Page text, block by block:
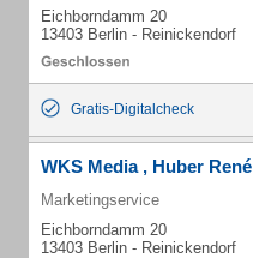
Eichborndamm 20
13403 Berlin - Reinickendorf
Gratis-Digitalcheck
WKS Media , Huber René
Marketingservice
Eichborndamm 20
13403 Berlin - Reinickendorf